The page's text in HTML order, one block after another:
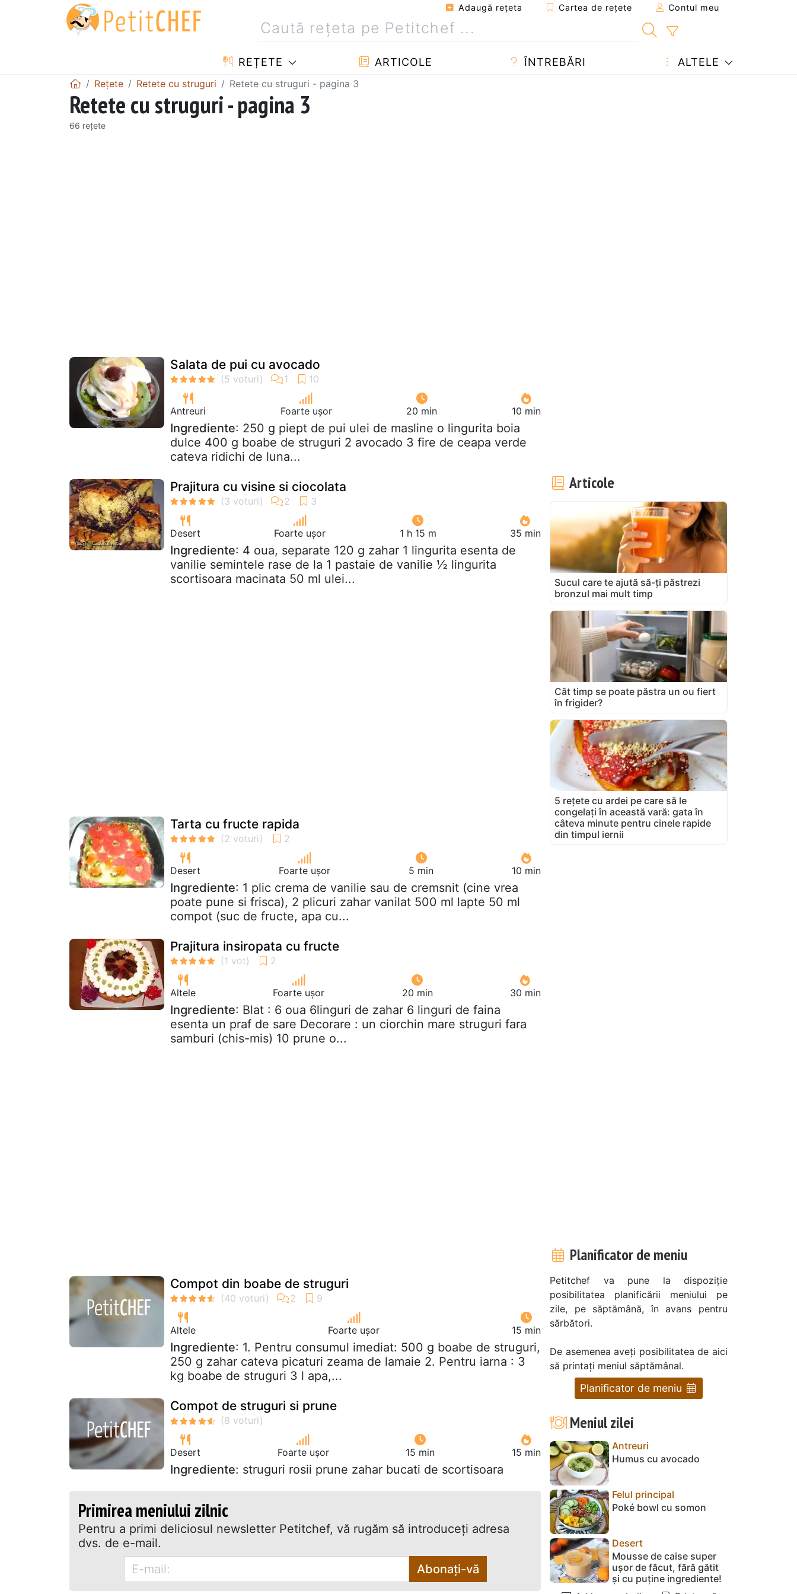
Adaugă reţeta Cartea de rețete Contul meu
REȚETE ARTICOLE ÎNTREBĂRI ALTELE
Rețete Retete cu struguri Retete cu struguri - pagina 3
Retete cu struguri - pagina 3
66 rețete
Salata de pui cu avocado
Antreuri Foarte ușor 20 min 10 min
Ingrediente: 250 g piept de pui ulei de masline o lingurita boia
dulce 400 g boabe de struguri 2 avocado 3 fire de ceapa verde
cateva ridichi de luna...
Prajitura cu visine si ciocolata
Desert Foarte ușor 1 h 15 m 35 min
Ingrediente: 4 oua, separate 120 g zahar 1 lingurita esenta de
vanilie semintele rase de la 1 pastaie de vanilie ½ lingurita
scortisoara macinata 50 ml ulei...
Tarta cu fructe rapida
Desert Foarte ușor 5 min 10 min
Ingrediente: 1 plic crema de vanilie sau de cremsnit (cine vrea
poate pune si frisca), 2 plicuri zahar vanilat 500 ml lapte 50 ml
compot (suc de fructe, apa cu...
Prajitura insiropata cu fructe
Altele Foarte ușor 20 min 30 min
Ingrediente: Blat : 6 oua 6linguri de zahar 6 linguri de faina
esenta un praf de sare Decorare : un ciorchin mare struguri fara
samburi (chis-mis) 10 prune o...
Compot din boabe de struguri
Altele Foarte ușor 15 min
Ingrediente: 1. Pentru consumul imediat: 500 g boabe de struguri,
250 g zahar cateva picaturi zeama de lamaie 2. Pentru iarna : 3
kg boabe de struguri 3 l apa,...
Compot de struguri si prune
Desert Foarte ușor 15 min 15 min
Ingrediente: struguri rosii prune zahar bucati de scortisoara
Primirea meniului zilnic
Pentru a primi deliciosul newsletter Petitchef, vă rugăm să introduceţi adresa
dvs. de e-mail.
Abonați-vă
Articole
Sucul care te ajută să-ți păstrezi
bronzul mai mult timp
Cât timp se poate păstra un ou fiert
în frigider?
5 rețete cu ardei pe care să le
congelați în această vară: gata în
câteva minute pentru cinele rapide
din timpul iernii
Planificator de meniu
Petitchef va pune la dispoziție
posibilitatea planificării meniului pe
zile, pe săptămână, în avans pentru
sărbători.
De asemenea aveți posibilitatea de aici
să printați meniul săptămânal.
Planificator de meniu
Meniul zilei
Antreuri
Humus cu avocado
Felul principal
Poké bowl cu somon
Desert
Mousse de caise super
ușor de făcut, fără gătit
și cu puține ingrediente!